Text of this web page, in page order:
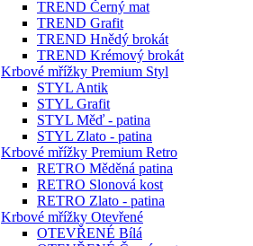
TREND Černý mat
TREND Grafit
TREND Hnědý brokát
TREND Krémový brokát
Krbové mřížky Premium Styl
STYL Antik
STYL Grafit
STYL Měď - patina
STYL Zlato - patina
Krbové mřížky Premium Retro
RETRO Měděná patina
RETRO Slonová kost
RETRO Zlato - patina
Krbové mřížky Otevřené
OTEVŘENÉ Bílá